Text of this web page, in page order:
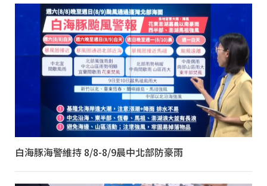
白海豚海警維持 8/8-8/9晨中北部防豪雨